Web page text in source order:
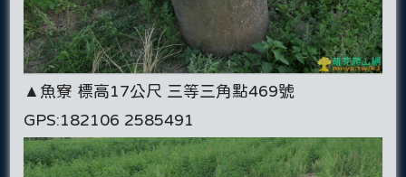
▲魚寮 標高17公尺 三等三角點469號
GPS:182106 2585491